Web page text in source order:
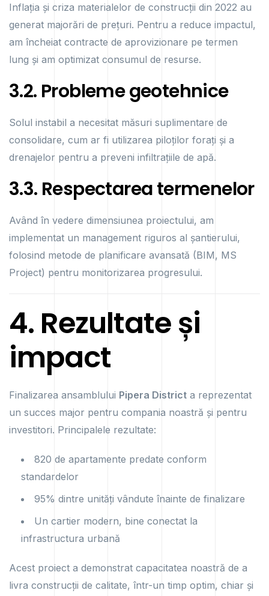
Inflația și criza materialelor de construcții din 2022 au
generat majorări de prețuri. Pentru a reduce impactul,
am încheiat contracte de aprovizionare pe termen
lung și am optimizat consumul de resurse.
3.2. Probleme geotehnice
Solul instabil a necesitat măsuri suplimentare de
consolidare, cum ar fi utilizarea piloților forați și a
drenajelor pentru a preveni infiltrațiile de apă.
3.3. Respectarea termenelor
Având în vedere dimensiunea proiectului, am
implementat un management riguros al șantierului,
folosind metode de planificare avansată (BIM, MS
Project) pentru monitorizarea progresului.
4. Rezultate și
impact
Finalizarea ansamblului Pipera District a reprezentat
un succes major pentru compania noastră și pentru
investitori. Principalele rezultate:
820 de apartamente predate conform
standardelor
95% dintre unități vândute înainte de finalizare
Un cartier modern, bine conectat la
infrastructura urbană
Acest proiect a demonstrat capacitatea noastră de a
livra construcții de calitate, într-un timp optim, chiar și